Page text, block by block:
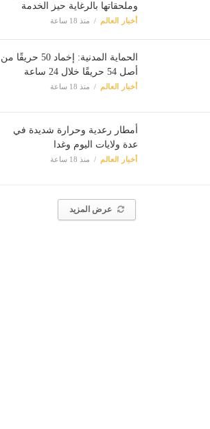
وملحقاتها بالرغاية حيز الخدمة
أخبار العالم منذ 18 ساعة
الحماية المدنية: إخماد 50 حريقًا من
أصل 54 حريقًا خلال 24 ساعة
أخبار العالم منذ 18 ساعة
أمطار رعدية وحرارة شديدة في
عدة ولايات اليوم وغدا
أخبار العالم منذ 18 ساعة
عرض المزيد